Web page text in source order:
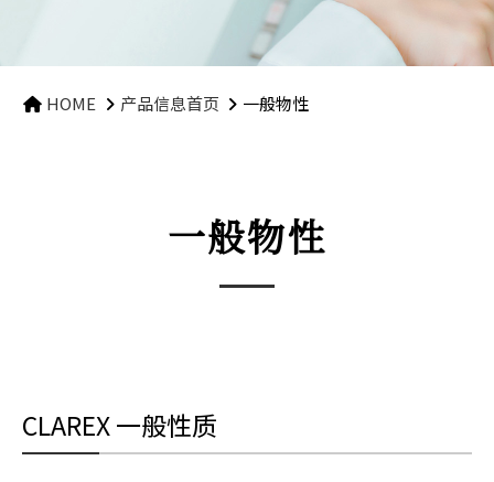
HOME 产品信息首页 一般物性
一般物性
CLAREX 一般性质